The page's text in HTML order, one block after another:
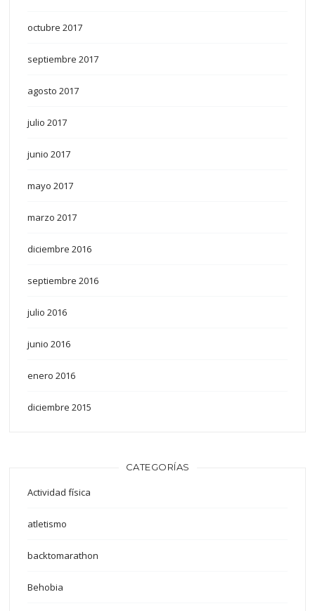
octubre 2017
septiembre 2017
agosto 2017
julio 2017
junio 2017
mayo 2017
marzo 2017
diciembre 2016
septiembre 2016
julio 2016
junio 2016
enero 2016
diciembre 2015
CATEGORÍAS
Actividad física
atletismo
backtomarathon
Behobia